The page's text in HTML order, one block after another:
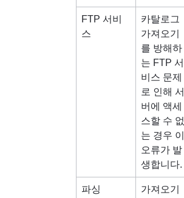
FTP 서비
스
카탈로그
가져오기
를 방해하
는 FTP 서
비스 문제
로 인해 서
버에 액세
스할 수 없
는 경우 이
오류가 발
생합니다.
파싱
가져오기